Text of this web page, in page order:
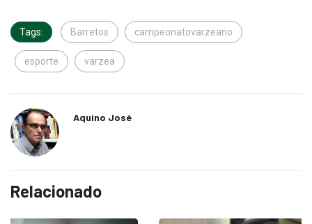
Tags: Barretos campeonatovarzeano
esporte varzea
Aquino José
Relacionado